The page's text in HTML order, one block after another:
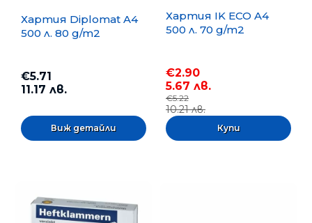
Хартия Diplomat A4
500 л. 80 g/m2
€5.71
11.17 лв.
Виж детайли
Хартия IK ECO A4
500 л. 70 g/m2
€2.90
5.67 лв.
€5.22
10.21 лв.